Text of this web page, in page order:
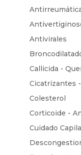
Antivirales
Callicida -
Cicatrizantes
Colesterol
Corticoide -
Cuidado